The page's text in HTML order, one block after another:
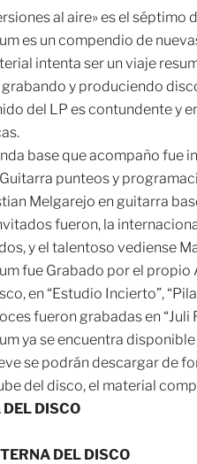
al aire» es el
es un compendio de
intenta ser un viaje
grabando y produciendo
del LP es contundente y
base que acompaño fue
punteos y
Melgarejo en guitarra
fueron, la
y el talentoso vediense
fue Grabado por el
en “Estudio Incierto”,
fueron grabadas en
ya se encuentra
se podrán descargar de
del disco, el material
DEL DISCO
DEL DISCO